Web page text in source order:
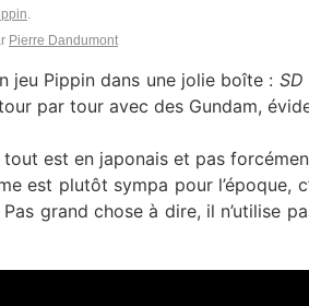
.
Pierre Dandumont
jeu Pippin dans une jolie boîte : SD
par tour avec des Gundam,
est en japonais et pas
est plutôt sympa pour l’époque,
grand chose à dire, il n’utilise